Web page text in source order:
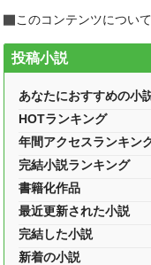
このコンテンツについ
投稿小説
あなたにおすすめの小
HOTランキング
年間アクセスランキン
完結小説ランキング
書籍化作品
最近更新された小説
完結した小説
新着の小説